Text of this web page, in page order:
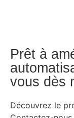
Prêt à
vous dès
Découvrez le